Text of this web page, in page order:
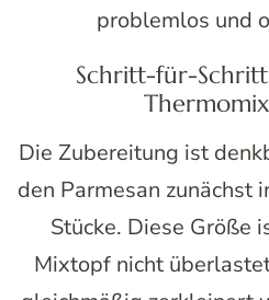
problemlos und
Schritt-für-
Die Zubereitung ist
den Parmesan zunächst
Stücke. Diese Größe
Mixtopf nicht